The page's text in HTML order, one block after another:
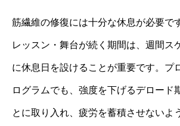
筋繊維の修復には十分な休息が必要で
レッスン・舞台が続く期間は、週間ス
に休息日を設けることが重要です。プ
ログラムでも、強度を下げるデロード
とに取り入れ、疲労を蓄積させないよ